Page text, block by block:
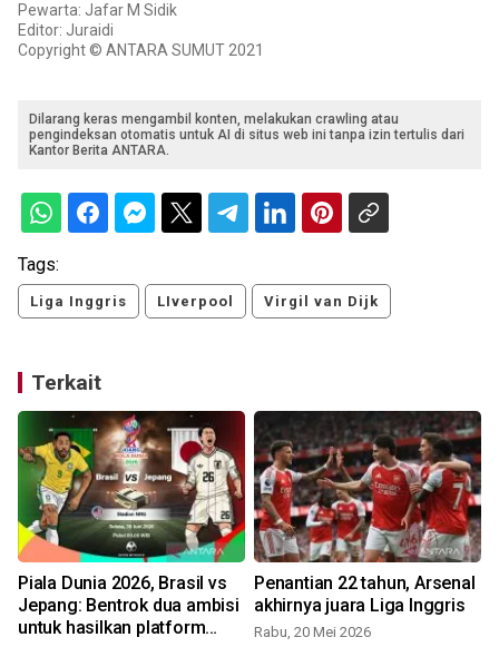
Pewarta: Jafar M Sidik
Editor: Juraidi
Copyright © ANTARA SUMUT 2021
Dilarang keras mengambil konten, melakukan crawling atau
pengindeksan otomatis untuk AI di situs web ini tanpa izin tertulis dari
Kantor Berita ANTARA.
Tags:
Liga Inggris LIverpool Virgil van Dijk
Terkait
Piala Dunia 2026, Brasil vs
Jepang: Bentrok dua ambisi
untuk hasilkan platform
Penantian 22 tahun, Arsenal
akhirnya juara Liga Inggris
Rabu, 20 Mei 2026